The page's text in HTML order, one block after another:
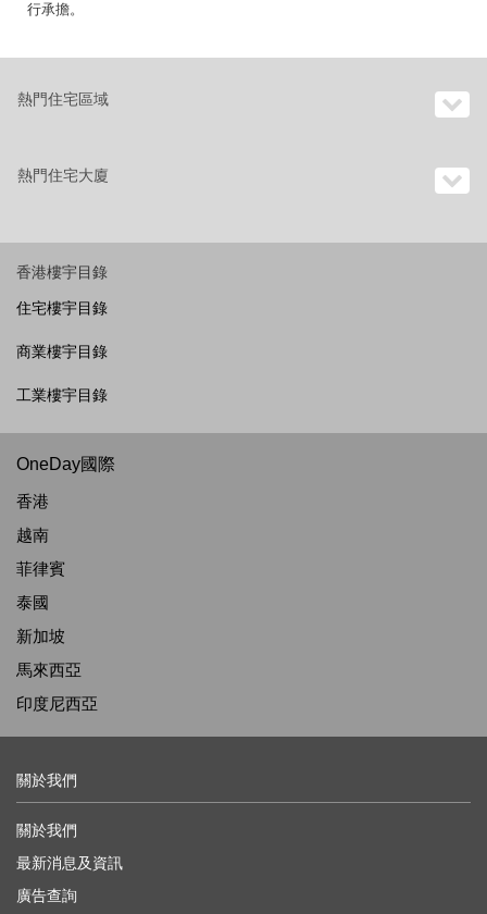
行承擔。
熱門住宅區域
熱門住宅大廈
香港樓宇目錄
住宅樓宇目錄
商業樓宇目錄
工業樓宇目錄
OneDay國際
香港
越南
菲律賓
泰國
新加坡
馬來西亞
印度尼西亞
關於我們
關於我們
最新消息及資訊
廣告查詢